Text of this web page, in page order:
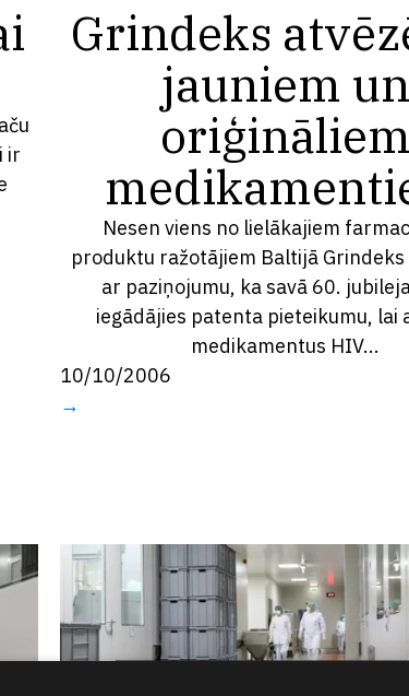
ir
Grindeks
jauniem un
oriģināliem
Nesen viens no lielākajiem
produktu ražotājiem Baltijā Grindeks
ar paziņojumu, ka savā 60.
iegādājies patenta pieteikumu, lai
medikamentus HIV...
10/10/2006
→